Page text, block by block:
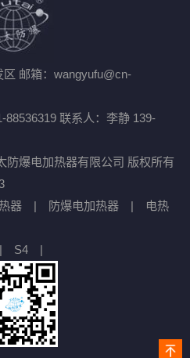
区 邮箱：wangyufu@cn-
88536319 联系人：李静 139-
防爆电加热器有限公司 版权所有
器 | 防爆电加热器 |
电热
| S4 |